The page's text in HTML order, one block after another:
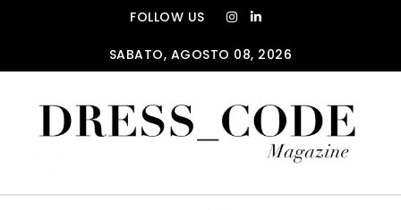
FOLLOW US
SABATO, AGOSTO 08, 2026